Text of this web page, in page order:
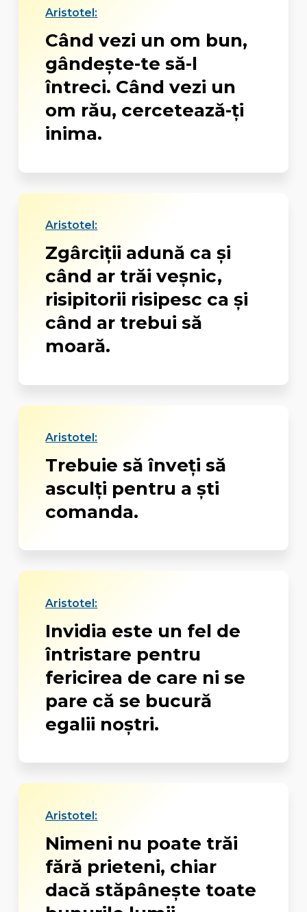
Aristotel:
Când vezi un om bun,
gândește-te să-l
întreci. Când vezi un
om rău, cercetează-ți
inima.
Aristotel:
Zgârciții adună ca și
când ar trăi veșnic,
risipitorii risipesc ca și
când ar trebui să
moară.
Aristotel:
Trebuie să înveți să
asculți pentru a ști
comanda.
Aristotel:
Invidia este un fel de
întristare pentru
fericirea de care ni se
pare că se bucură
egalii noștri.
Aristotel:
Nimeni nu poate trăi
fără prieteni, chiar
dacă stăpâneşte toate